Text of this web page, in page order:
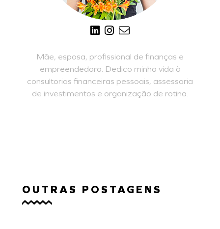
Mãe, esposa, profissional de finanças e
empreendedora. Dedico minha vida à
consultorias financeiras pessoais, assessoria
de investimentos e organização de rotina.
OUTRAS POSTAGENS